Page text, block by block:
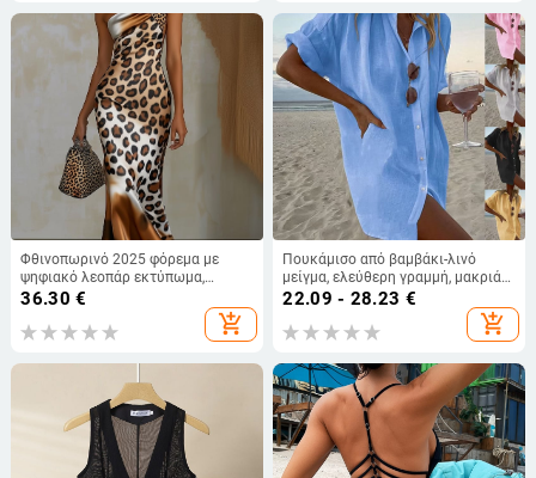
Φθινοπωρινό 2025 φόρεμα με
ψηφιακό λεοπάρ εκτύπωμα,
ρέουλη σιλουέτα, σατέν ύφασμα,
χωρίς μανίκια, ημι-ανοικτός
γιακάς, Α-γραμμή, μήκος midi
36.30 €
add_shopping_cart
Πουκάμισο από βαμβάκι-λινό
μείγμα, ελεύθερη γραμμή, μακριά
μανίκια, γιακά τύπου λαπέλ,
λογοτεχνικό ρετρό
22.09 - 28.23 €
add_shopping_cart